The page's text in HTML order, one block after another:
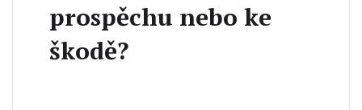
prospěchu nebo ke
škodě?